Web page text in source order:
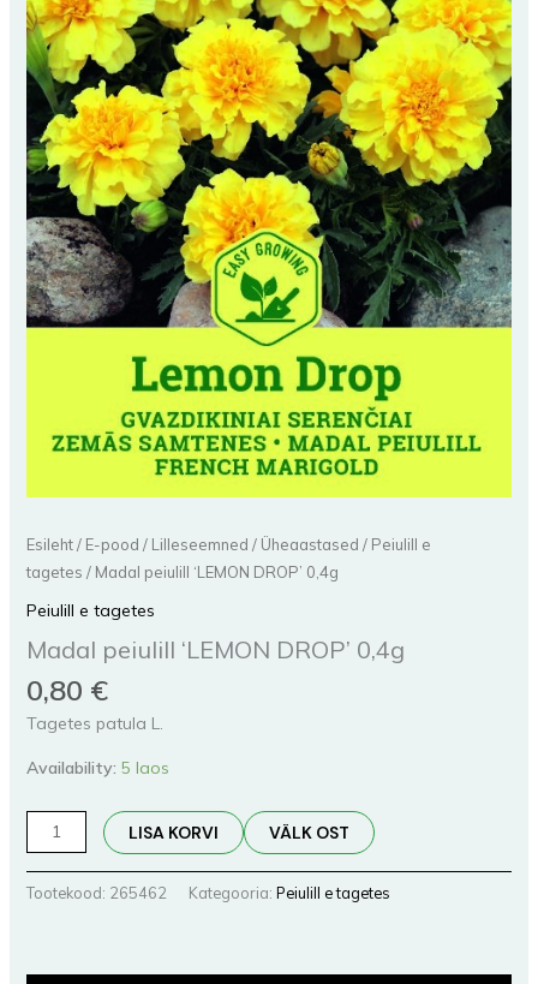
Esileht/ E-pood / Lilleseemned / Üheaastased / Peiulill e
tagetes / Madal peiulill ‘LEMON DROP’ 0,4g
Peiulill e tagetes
Madal peiulill ‘LEMON DROP’ 0,4g
0,80 €
Tagetes patula L.
Availability: 5 laos
LISA KORVI VÄLK OST
Tootekood: 265462 Kategooria: Peiulill e tagetes